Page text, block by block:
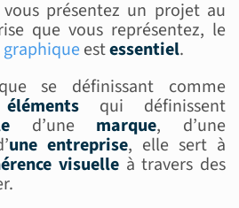
présentez un projet au
que vous représentez, le
estessentiel.
se définissant comme
qui définissent
d’une marque, d’une
une entreprise, elle sert à
visuelle à travers des